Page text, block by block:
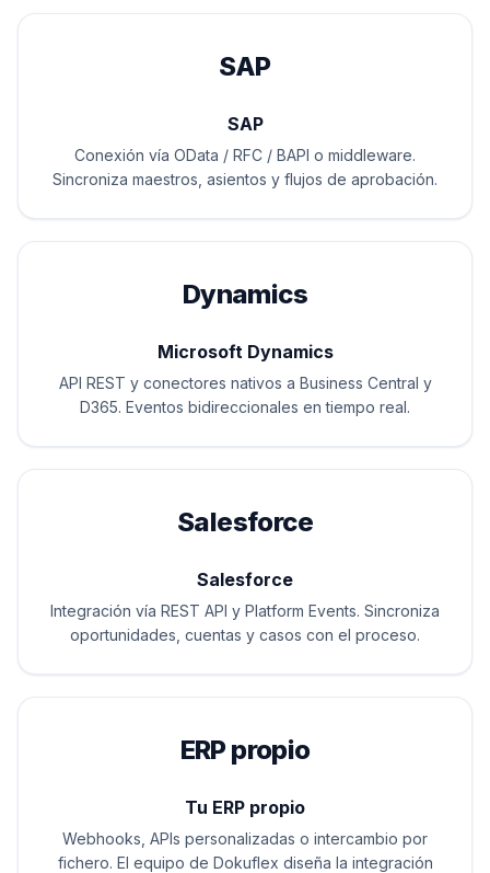
SAP
SAP
Conexión vía OData / RFC / BAPI o middleware.
Sincroniza maestros, asientos y flujos de aprobación.
Dynamics
Microsoft Dynamics
API REST y conectores nativos a Business Central y
D365. Eventos bidireccionales en tiempo real.
Salesforce
Salesforce
Integración vía REST API y Platform Events. Sincroniza
oportunidades, cuentas y casos con el proceso.
ERP propio
Tu ERP propio
Webhooks, APIs personalizadas o intercambio por
fichero. El equipo de Dokuflex diseña la integración